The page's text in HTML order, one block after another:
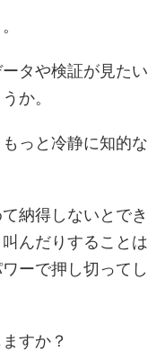
タや検証が見たい
か。
っと冷静に知的な
納得しないとでき
んだりすることは
ーで押し切ってし
すか？